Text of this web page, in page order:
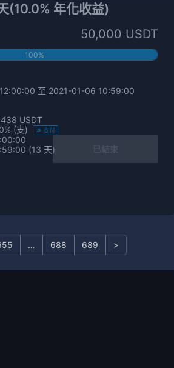
(10.0% 年化收益)
50,000 USDT
100%
至 2021-01-06 10:59:00
USDT
(支)
支付
(13 天)
… 688 689 >